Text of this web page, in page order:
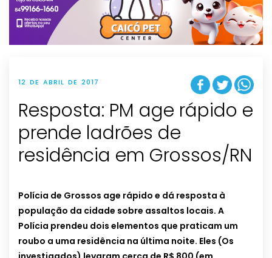
t
i
o
n
12 DE ABRIL DE 2017
Resposta: PM age rápido e
prende ladrões de
residência em Grossos/RN
Polícia de Grossos age rápido e dá resposta à
população da cidade sobre assaltos locais. A
Polícia prendeu dois elementos que praticam um
roubo a uma residência na última noite. Eles (Os